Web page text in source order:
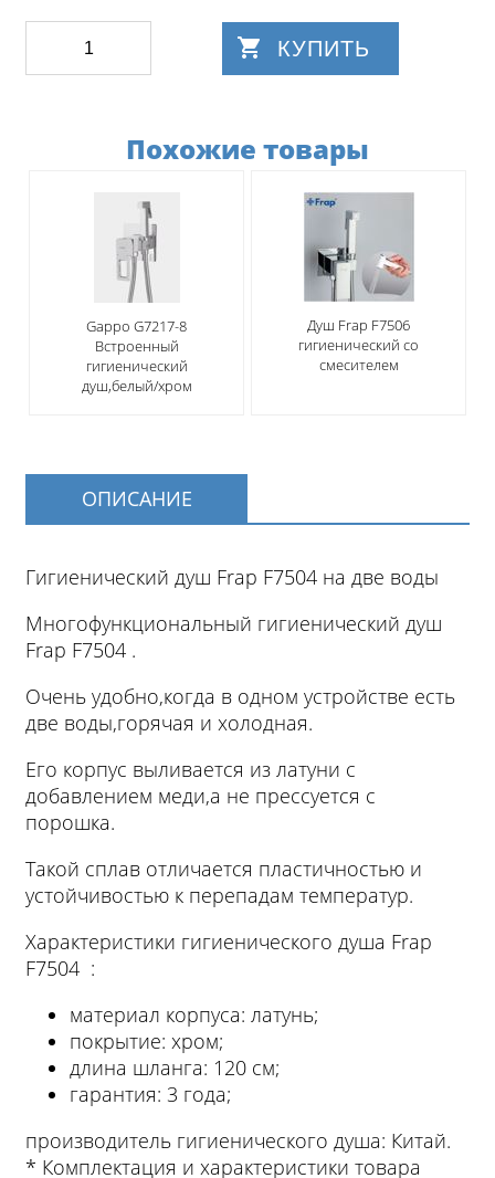
КУПИТЬ
Похожие товары
Gappо G7217-8
Встроенный
гигиенический
душ,белый/хром
Душ Frap F7506
гигиенический со
смесителем
ОПИСАНИЕ
Гигиенический душ Frap F7504 на две воды
Многофункциональный гигиенический душ
Frap F7504 .
Очень удобно,когда в одном устройстве есть
две воды,горячая и холодная.
Его корпус выливается из латуни с
добавлением меди,а не прессуется с
порошка.
Такой сплав отличается пластичностью и
устойчивостью к перепадам температур.
Характеристики гигиенического душа Frap
F7504 :
материал корпуса: латунь;
покрытие: хром;
длина шланга: 120 см;
гарантия: 3 года;
производитель гигиенического душа: Китай.
* Комплектация и характеристики товара